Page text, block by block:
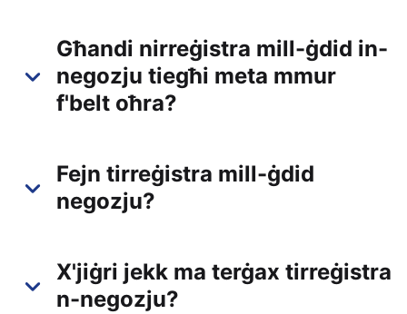
Għandi nirreġistra mill-ġdid in-
negozju tiegħi meta mmur
f'belt oħra?
Fejn tirreġistra mill-ġdid
negozju?
X'jiġri jekk ma terġax tirreġistra
n-negozju?